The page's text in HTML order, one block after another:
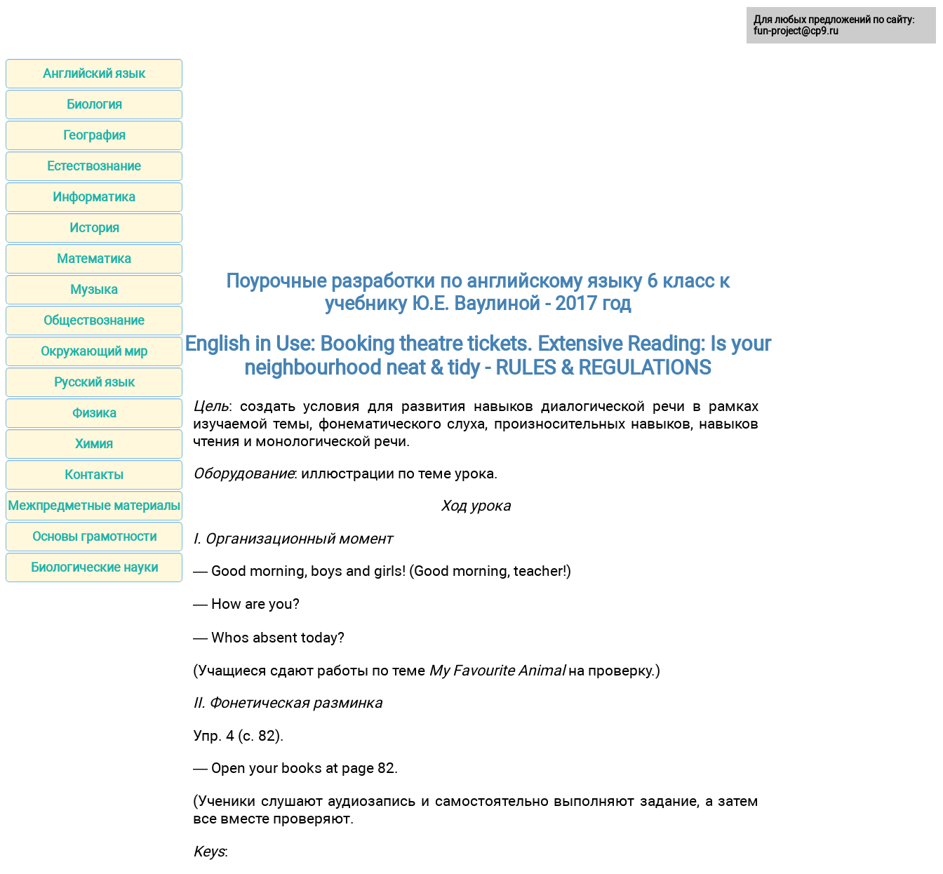
Английский язык
Биология
География
Естествознание
Информатика
История
Математика
Музыка
Обществознание
Окружающий мир
Русский язык
Физика
Химия
Контакты
Межпредметные материалы
Основы грамотности
Биологические науки
Поурочные разработки по английскому языку 6 класс к
учебнику Ю.Е. Ваулиной - 2017 год
English in Use: Booking theatre tickets. Extensive Reading: Is your
neighbourhood neat & tidy - RULES & REGULATIONS
Цель: создать условия для развития навыков диалогической речи в рамках
изучаемой темы, фонематического слуха, произносительных навыков, навыков
чтения и монологической речи.
Оборудование: иллюстрации по теме урока.
Ход урока
I. Организационный момент
— Good morning, boys and girls! (Good morning, teacher!)
— How are you?
— Whos absent today?
(Учащиеся сдают работы по теме Му Favourite Animalна проверку.)
II. Фонетическая разминка
Упр. 4 (с. 82).
— Open your books at page 82.
(Ученики слушают аудиозапись и самостоятельно выполняют задание, а затем
все вместе проверяют.
Keys:
Для любых предложений по сайту:
fun-project@cp9.ru